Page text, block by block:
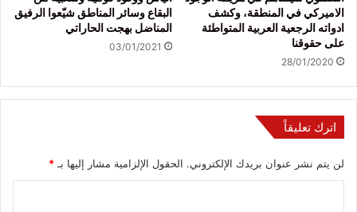
الاميركي في المنطقة، وكشف
ادواته الرجعية العربية المتواطئة
على حقوقنا
28/01/2020
البقاع وسائر المناطق شيّعوا الرفيق
المناضل بهجت الحاراتي
03/01/2021
اترك تعليقاً
لن يتم نشر عنوان بريدك الإلكتروني. الحقول الإلزامية مشار إليها بـ *